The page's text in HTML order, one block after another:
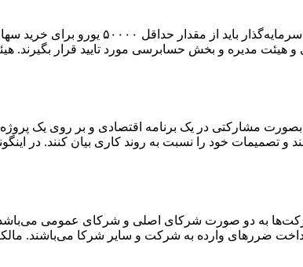
در این شرکت شخص
هیئت مدیره و بخش حسابرسی مورد تایید قرار
بصورت مشارکتی در یک برنامه اقتصادی و بر روی یک
و تصمیمات خود را نسبت به روند کاری بیان کنند. در
به دو صورت شرکای اصلی و شرکای عمومی
ضررهای وارده به شرکت و سایر شرکا می‌باشند.